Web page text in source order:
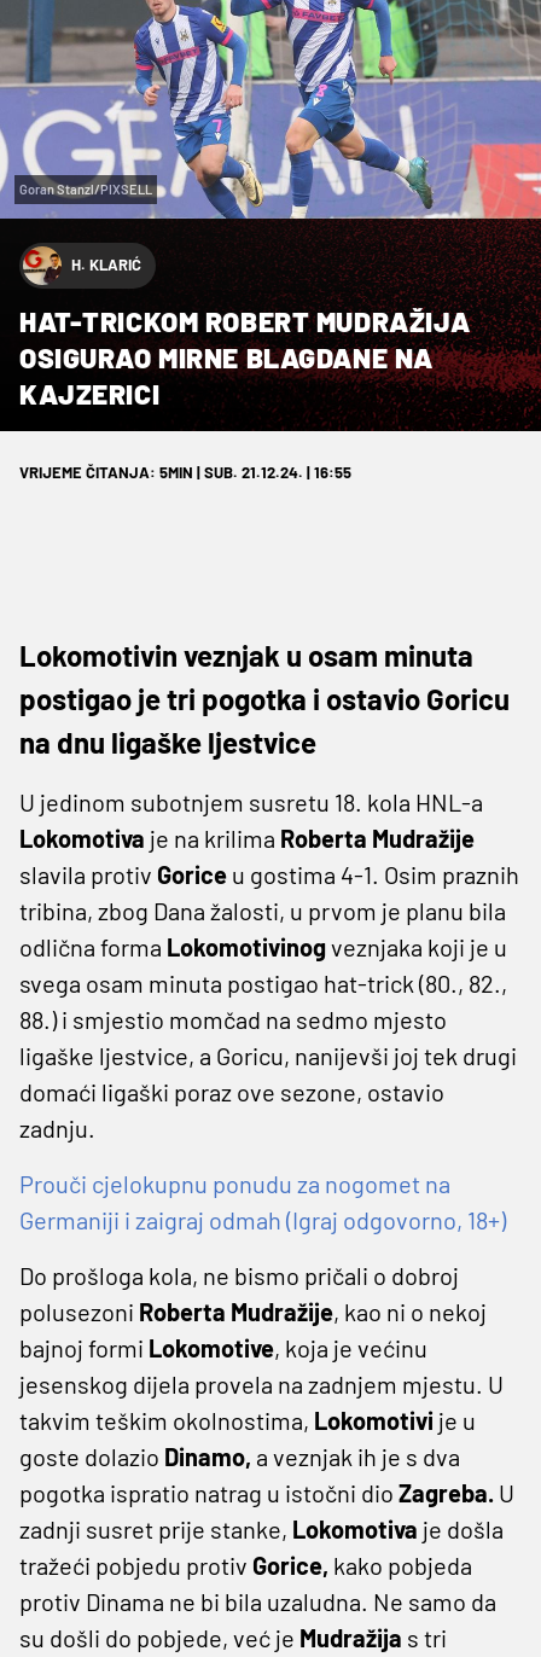
Goran Stanzl/PIXSELL
H. KLARIĆ
HAT-TRICKOM ROBERT MUDRAŽIJA
OSIGURAO MIRNE BLAGDANE NA
KAJZERICI
VRIJEME ČITANJA: 5MIN | SUB. 21.12.24. | 16:55
Lokomotivin veznjak u osam minuta
postigao je tri pogotka i ostavio Goricu
na dnu ligaške ljestvice
U jedinom subotnjem susretu 18. kola HNL-a
Lokomotiva je na krilima Roberta Mudražije
slavila protiv Gorice u gostima 4-1. Osim praznih
tribina, zbog Dana žalosti, u prvom je planu bila
odlična forma Lokomotivinogveznjaka koji je u
svega osam minuta postigao hat-trick (80., 82.,
88.) i smjestio momčad na sedmo mjesto
ligaške ljestvice, a Goricu, nanijevši joj tek drugi
domaći ligaški poraz ove sezone, ostavio
zadnju.
Prouči cjelokupnu ponudu za nogomet na
Germaniji i zaigraj odmah (Igraj odgovorno, 18+)
Do prošloga kola, ne bismo pričali o dobroj
polusezoni Roberta Mudražije, kao ni o nekoj
bajnoj formi Lokomotive, koja je većinu
jesenskog dijela provela na zadnjem mjestu. U
takvim teškim okolnostima, Lokomotivi je u
goste dolazio Dinamo, a veznjak ih je s dva
pogotka ispratio natrag u istočni dio Zagreba. U
zadnji susret prije stanke, Lokomotiva je došla
tražeći pobjedu protiv Gorice, kako pobjeda
protiv Dinama ne bi bila uzaludna. Ne samo da
su došli do pobjede, već je Mudražija s tri